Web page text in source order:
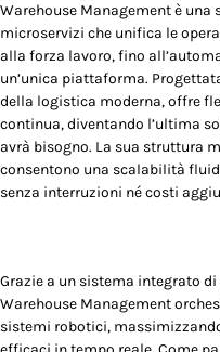
Warehouse Management è
microservizi che unifica le
alla forza lavoro, fino
un’unica piattaforma.
della logistica moderna, offre
continua, diventando l’ultima
avrà bisogno. La sua struttura
consentono una scalabilità
senza interruzioni né costi
Grazie a un sistema integrato
Warehouse Management
sistemi robotici,